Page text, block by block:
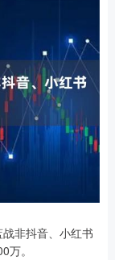
非抖音、小红书
万。